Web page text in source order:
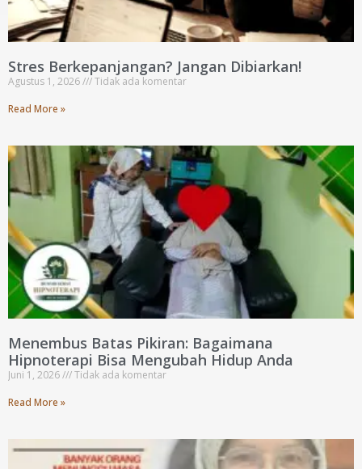
Stres Berkepanjangan? Jangan Dibiarkan!
Agustus 1, 2026
Tidak ada komentar
Read More »
Menembus Batas Pikiran: Bagaimana
Hipnoterapi Bisa Mengubah Hidup Anda
Juni 1, 2026
Tidak ada komentar
Read More »